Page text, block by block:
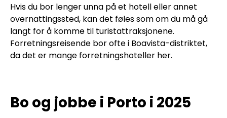
Hvis du bor lenger unna på et hotell eller annet
overnattingssted, kan det føles som om du må gå
langt for å komme til turistattraksjonene.
Forretningsreisende bor ofte i Boavista-distriktet,
da det er mange forretningshoteller her.
Bo og jobbe i Porto i 2025